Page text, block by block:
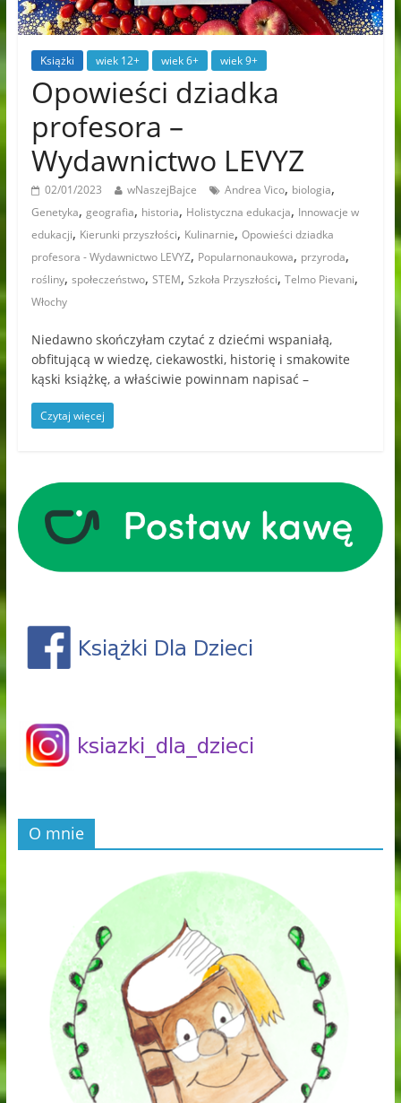
Książki wiek 12+ wiek 6+ wiek 9+
Opowieści dziadka
profesora –
Wydawnictwo LEVYZ
02/01/2023 wNaszejBajce Andrea Vico, biologia,
Genetyka, geografia, historia, Holistyczna edukacja, Innowacje w
edukacji, Kierunki przyszłości, Kulinarnie, Opowieści dziadka
profesora - Wydawnictwo LEVYZ, Popularnonaukowa, przyroda,
rośliny, społeczeństwo, STEM, Szkoła Przyszłości, Telmo Pievani,
Włochy
Niedawno skończyłam czytać z dziećmi wspaniałą,
obfitującą w wiedzę, ciekawostki, historię i smakowite
kąski książkę, a właściwie powinnam napisać –
Czytaj więcej
O mnie